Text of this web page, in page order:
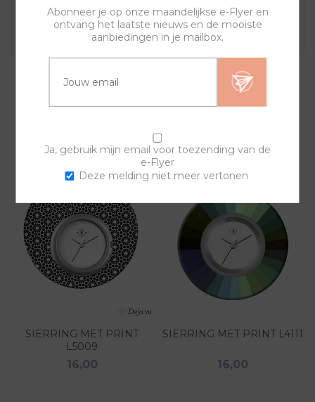
Combineer deze sierring met een van de andere
sierringen en horlogebanden voor een trendy horloge.
SIERRING MET PRINT
L5009
16,00
SIERRING MET PRINT L4111
16,00
Abonneer je op onze maandelijkse e-Flyer en
ontvang het laatste nieuws en de mooiste
aanbiedingen in je mailbox.
Ja, gebruik mijn email voor toezending van de
e-Flyer
Deze melding niet meer vertonen